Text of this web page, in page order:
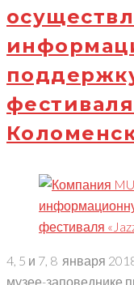
4, 5 и 7, 8 января
музее-заповеднике